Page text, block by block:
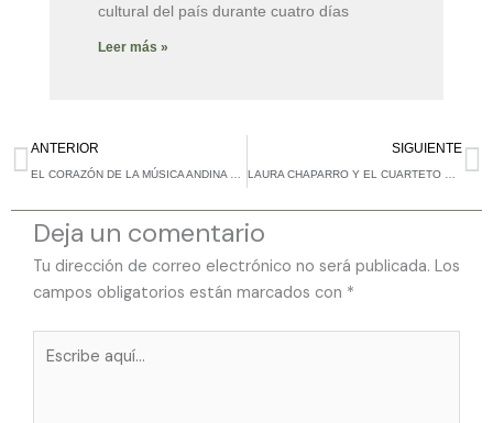
cultural del país durante cuatro días
Leer más »
Ant
ANTERIOR SIGUIENTE
Deja un comentario
Tu dirección de correo electrónico no será publicada. Los
campos obligatorios están marcados con *
aquí...